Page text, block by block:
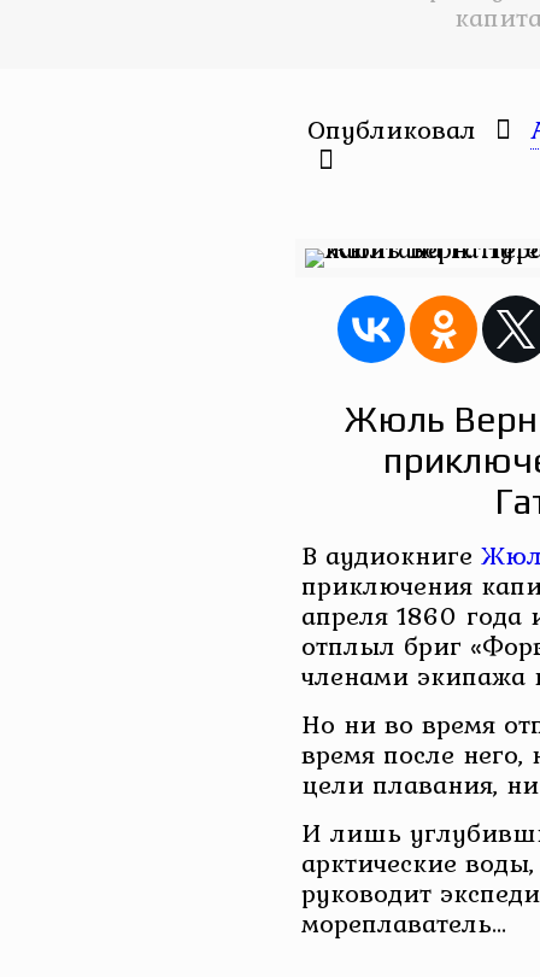
Опубликовал
Жюль
В аудиокниге
приключения
апреля 1860 года
отплыл бриг
членами экипажа
Но ни во время
время после
цели плавания,
И лишь
арктические
руководит
мореплаватель…